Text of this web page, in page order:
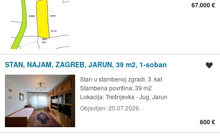
67.000 €
STAN, NAJAM, ZAGREB, JARUN, 39 m2, 1-soban
Stan u stambenoj zgradi, 3. kat
Stambena površina: 39 m2
Lokacija:Trešnjevka - Jug, Jarun
Objavljen:25.07.2026.
600 €